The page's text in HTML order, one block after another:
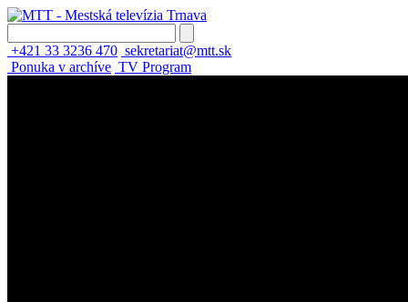
+421 33 3236 470 sekretariat@mtt.sk
Ponuka v archíve TV Program